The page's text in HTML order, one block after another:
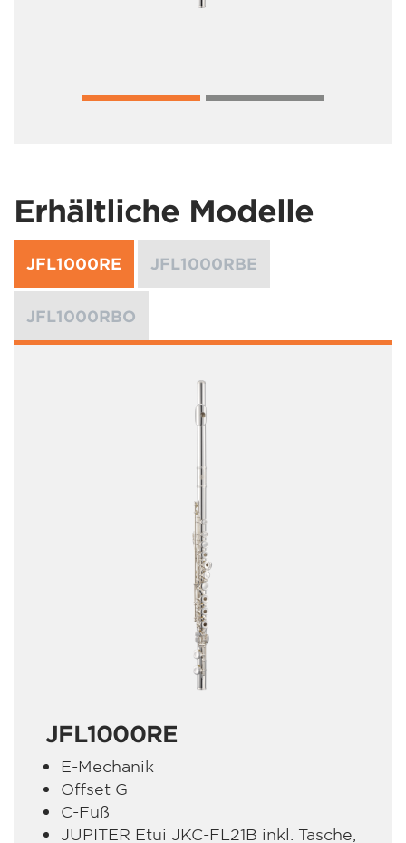
Erhältliche Modelle
JFL1000RE JFL1000RBE
JFL1000RBO
JFL1000RE
E-Mechanik
Offset G
C-Fuß
JUPITER Etui JKC-FL21B inkl. Tasche,